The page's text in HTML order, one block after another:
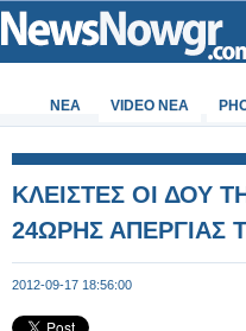
ΝΕΑ VIDEO NEA
ΚΛΕΙΣΤΕΣ ΟΙ ΔΟΥ
24ΩΡΗΣ ΑΠΕΡΓΙΑΣ
2012-09-17 18:56:00